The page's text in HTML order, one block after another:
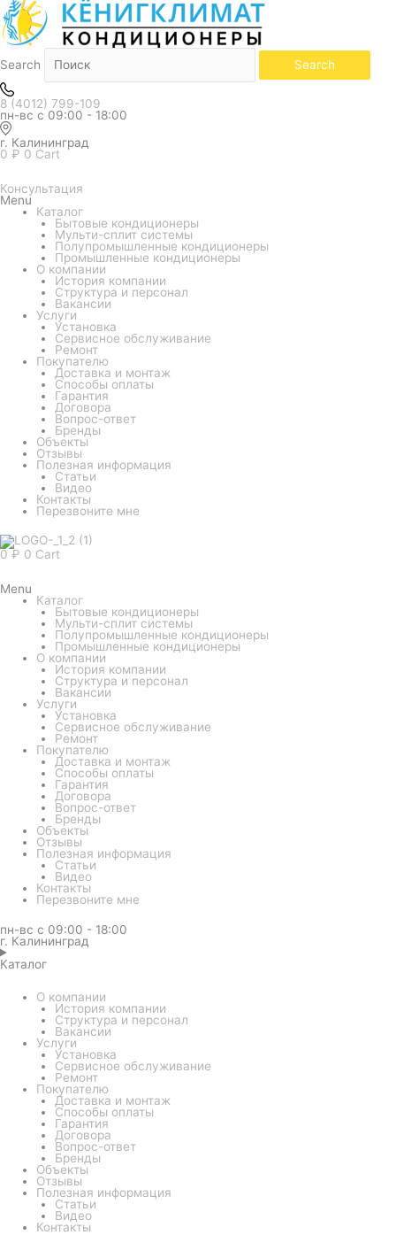
Search Search
8 (4012) 799-109
пн-вс с 09:00 - 18:00
г. Калининград
0 ₽ 0 Cart
Консультация
Menu
Каталог
Бытовые кондиционеры
Мульти-сплит системы
Полупромышленные кондиционеры
Промышленные кондиционеры
О компании
История компании
Структура и персонал
Вакансии
Услуги
Установка
Сервисное обслуживание
Ремонт
Покупателю
Доставка и монтаж
Способы оплаты
Гарантия
Договора
Вопрос-ответ
Бренды
Объекты
Отзывы
Полезная информация
Статьи
Видео
Контакты
Перезвоните мне
0 ₽ 0 Cart
Menu
Каталог
Бытовые кондиционеры
Мульти-сплит системы
Полупромышленные кондиционеры
Промышленные кондиционеры
О компании
История компании
Структура и персонал
Вакансии
Услуги
Установка
Сервисное обслуживание
Ремонт
Покупателю
Доставка и монтаж
Способы оплаты
Гарантия
Договора
Вопрос-ответ
Бренды
Объекты
Отзывы
Полезная информация
Статьи
Видео
Контакты
Перезвоните мне
пн-вс с 09:00 - 18:00
г. Калининград
Каталог
О компании
История компании
Структура и персонал
Вакансии
Услуги
Установка
Сервисное обслуживание
Ремонт
Покупателю
Доставка и монтаж
Способы оплаты
Гарантия
Договора
Вопрос-ответ
Бренды
Объекты
Отзывы
Полезная информация
Статьи
Видео
Контакты
Белый
Количество
товара
Внутренний
блок
мульти
системы
Daichi
ICE50AVQS1R-
1